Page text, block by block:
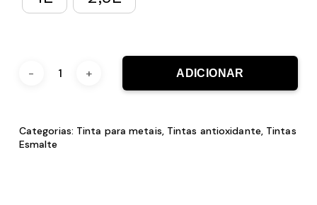
ADICIONAR
Categorias: Tinta para metais, Tintas antioxidante, Tintas
Esmalte